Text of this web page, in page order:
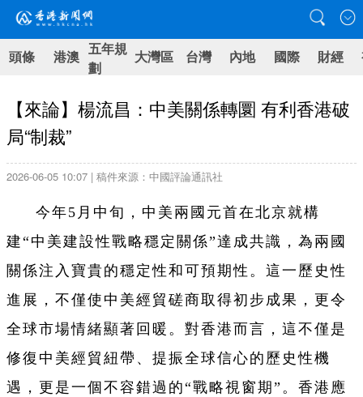
頭條 港澳 五年規
劃
大灣區 台灣 內地 國際 財經
【來論】楊流昌：中美關係轉圜 有利香港破
局“制裁”
2026-06-05 10:07 | 稿件來源：中國評論通訊社
今年5月中旬，中美兩國元首在北京就構
建“中美建設性戰略穩定關係”達成共識，為兩國
關係注入寶貴的穩定性和可預期性。這一歷史性
進展，不僅使中美經貿磋商取得初步成果，更令
全球市場情緒顯著回暖。對香港而言，這不僅是
修復中美經貿紐帶、提振全球信心的歷史性機
遇，更是一個不容錯過的“戰略視窗期”。香港應